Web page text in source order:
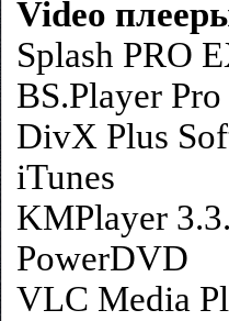
Video
Splash PRO
BS.Player
DivX Plus
iTunes
KMPlayer
PowerDVD
VLC Media